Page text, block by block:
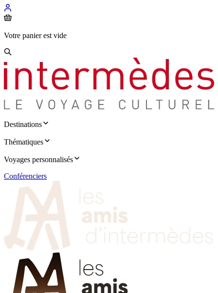
Votre panier est vide
Destinations
Thématiques
Voyages personnalisés
Conférenciers